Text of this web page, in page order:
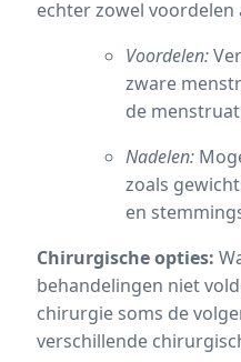
echter zowel voordelen
Voordelen:
zware
de
Nadelen:
zoals
en
Chirurgische opties:
behandelingen niet
chirurgie soms de
verschillende